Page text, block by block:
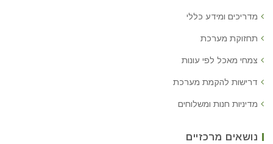
מדריכים ומידע כללי
תחזוקת מערכת
צמחי מאכל לפי עונות
דרישות להקמת מערכת
מדיניות חנות ומשלוחים
נושאים מרכזיים